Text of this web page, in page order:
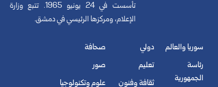
تأسست في 24 يونيو 1965. تتبع وزارة
الإعلام، ومركزها الرئيسي في دمشق.
سوريا والعالم
رئاسة
الجمهورية
دولي
تعليم
ثقافة وفنون
صحافة
صور
علوم وتكنولوجيا